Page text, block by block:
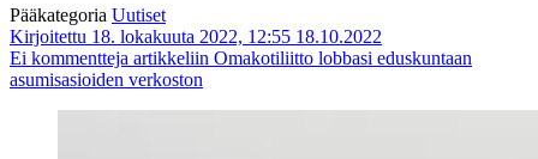
Pääkategoria Uutiset
Kirjoitettu 18. lokakuuta 2022, 12:55 18.10.2022
Ei kommentteja artikkeliin Omakotiliitto lobbasi eduskuntaan
asumisasioiden verkoston